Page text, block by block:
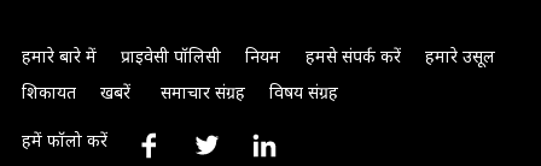
हमारे बारे में प्राइवेसी पॉलिसी नियम हमसे संपर्क करें
हमारे उसूल
शिकायत
खबरें समाचार संग्रह विषय संग्रह
हमें फॉलो करें